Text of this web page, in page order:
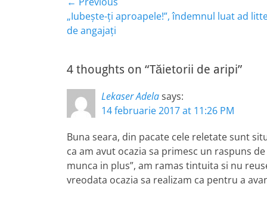
Navigare
în
Previous
post:
„Iubește-ți aproapele!”, îndemnul luat ad
de angajați
4 thoughts on “Tăietorii de aripi”
Lekaser Adelasays:
14 februarie 2017 at 11:26 PM
Buna seara, din pacate cele reletate sunt
ca am avut ocazia sa primesc un raspuns
munca in plus”, am ramas tintuita si nu
vreodata ocazia sa realizam ca pentru a